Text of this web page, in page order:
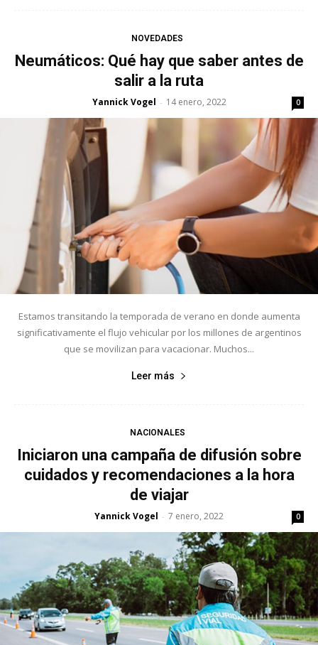
NOVEDADES
Neumáticos: Qué hay que saber antes de
salir a la ruta
Yannick Vogel - 14 enero, 2022 0
Estamos transitando la temporada de verano en donde aumenta
significativamente el flujo vehicular por los millones de argentinos
que se movilizan para vacacionar. Muchos...
Leer más
NACIONALES
Iniciaron una campaña de difusión sobre
cuidados y recomendaciones a la hora
de viajar
Yannick Vogel - 7 enero, 2022 0